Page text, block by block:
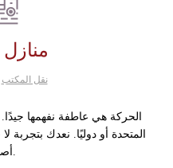
نقل المكتب
الحركة هي عاطفة نفهمها جيدًا.
المتحدة أو دوليًا. نعدك